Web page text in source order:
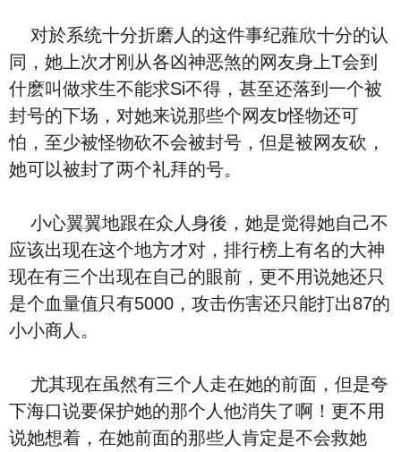
对於系统十分折磨人的这件事纪蕥欣十分的认
同，她上次才刚从各凶神恶煞的网友身上T会到
什麽叫做求生不能求Si不得，甚至还落到一个被
封号的下场，对她来说那些个网友b怪物还可
怕，至少被怪物砍不会被封号，但是被网友砍，
她可以被封了两个礼拜的号。
小心翼翼地跟在众人身後，她是觉得她自己不
应该出现在这个地方才对，排行榜上有名的大神
现在有三个出现在自己的眼前，更不用说她还只
是个血量值只有5000，攻击伤害还只能打出87的
小小商人。
尤其现在虽然有三个人走在她的前面，但是夸
下海口说要保护她的那个人他消失了啊！更不用
说她想着，在她前面的那些人肯定是不会救她